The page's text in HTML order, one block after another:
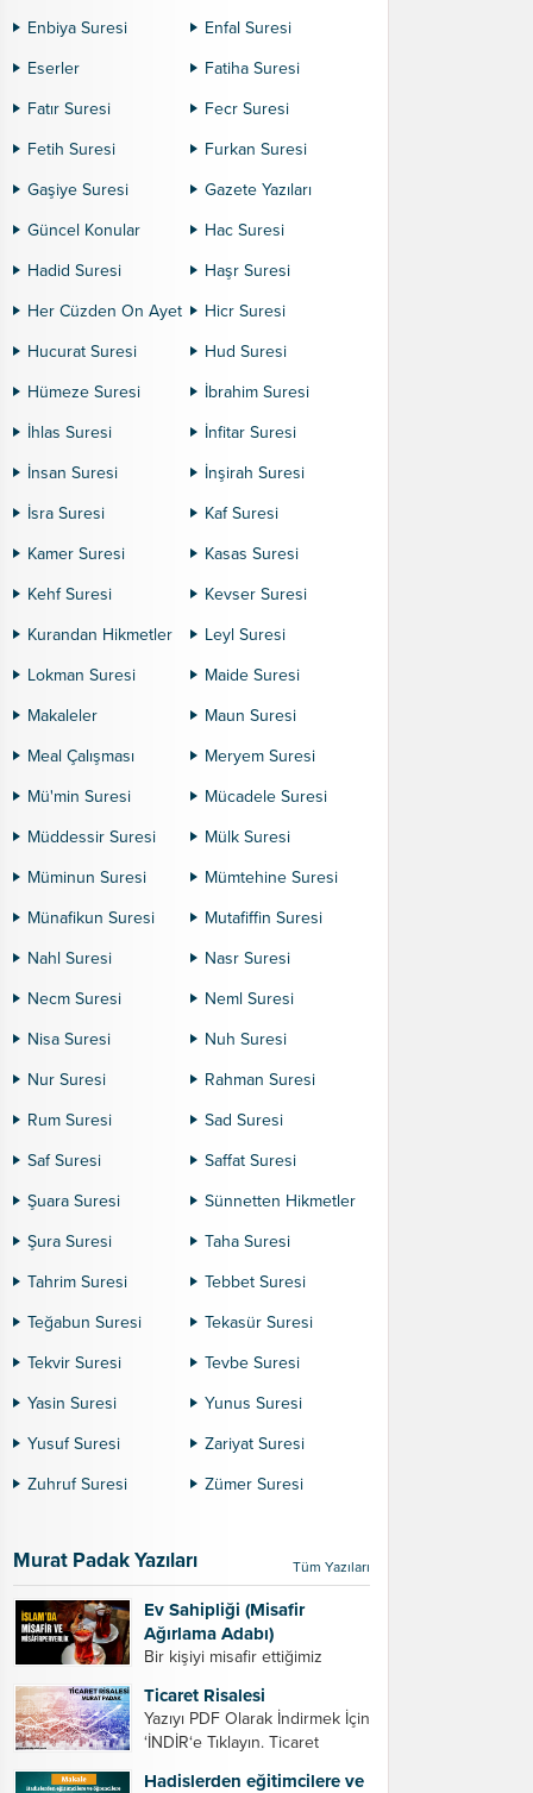
Enbiya Suresi
Enfal Suresi
Eserler
Fatiha Suresi
Fatır Suresi
Fecr Suresi
Fetih Suresi
Furkan Suresi
Gaşiye Suresi
Gazete Yazıları
Güncel Konular
Hac Suresi
Hadid Suresi
Haşr Suresi
Her Cüzden On Ayet
Hicr Suresi
Hucurat Suresi
Hud Suresi
Hümeze Suresi
İbrahim Suresi
İhlas Suresi
İnfitar Suresi
İnsan Suresi
İnşirah Suresi
İsra Suresi
Kaf Suresi
Kamer Suresi
Kasas Suresi
Kehf Suresi
Kevser Suresi
Kurandan Hikmetler
Leyl Suresi
Lokman Suresi
Maide Suresi
Makaleler
Maun Suresi
Meal Çalışması
Meryem Suresi
Mü'min Suresi
Mücadele Suresi
Müddessir Suresi
Mülk Suresi
Müminun Suresi
Mümtehine Suresi
Münafikun Suresi
Mutafiffin Suresi
Nahl Suresi
Nasr Suresi
Necm Suresi
Neml Suresi
Nisa Suresi
Nuh Suresi
Nur Suresi
Rahman Suresi
Rum Suresi
Sad Suresi
Saf Suresi
Saffat Suresi
Şuara Suresi
Sünnetten Hikmetler
Şura Suresi
Taha Suresi
Tahrim Suresi
Tebbet Suresi
Teğabun Suresi
Tekasür Suresi
Tekvir Suresi
Tevbe Suresi
Yasin Suresi
Yunus Suresi
Yusuf Suresi
Zariyat Suresi
Zuhruf Suresi
Zümer Suresi
Murat Padak Yazıları Tüm Yazıları
Ev Sahipliği (Misafir
Ağırlama Adabı)
Bir kişiyi misafir ettiğimiz
gereken bazı hususlar. 1.
Davet edeceğiniz kişiyi son
ana bırakmayın. Durumuna
göre bir gün önce, bir hafta
Ticaret Risalesi
Yazıyı PDF Olarak İndirmek İçin
‘İNDİR‘e Tıklayın. Ticaret
Hadislerden eğitimcilere ve